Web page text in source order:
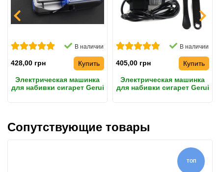
В наличии
428,00 грн Купить
Электрическая машинка
для набивки сигарет Gerui
В наличии
405,00 грн Купить
Электрическая машинка
для набивки сигарет Gerui
Сопутствующие товары
ТОП